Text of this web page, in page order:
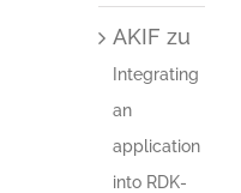
AKIF zu
Integrating
an
application
into RDK-